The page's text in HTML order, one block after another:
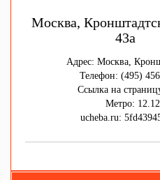
Москва,
43а
Адрес: Москва,
Телефон: (495)
Ссылка на
Метро:
ucheba.ru: